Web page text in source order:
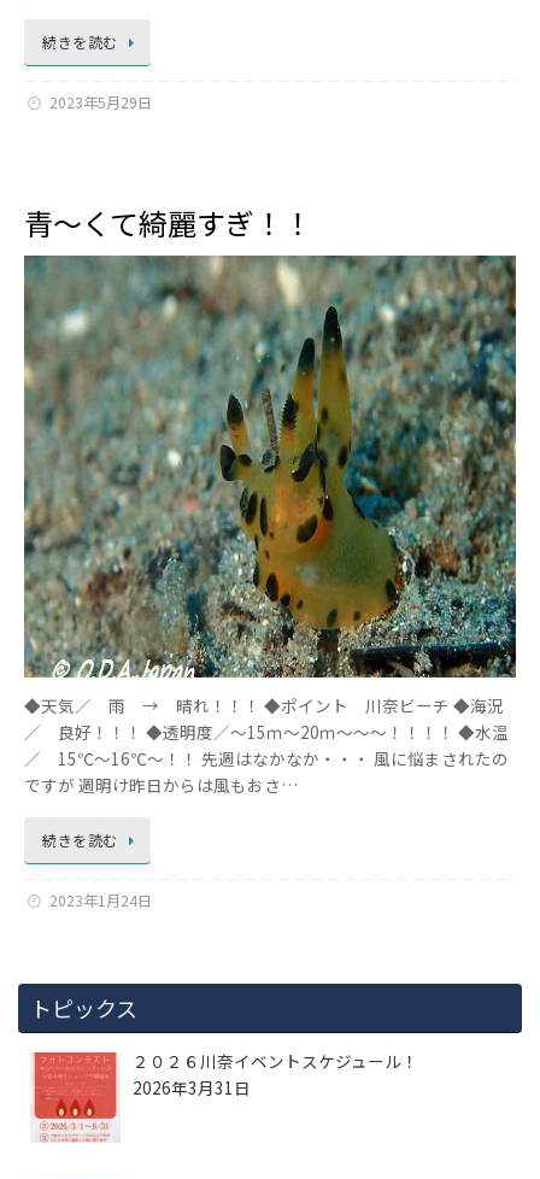
続きを読む
2023年5月29日
青～くて綺麗すぎ！！
◆天気／ 雨 → 晴れ！！！ ◆ポイント 川奈ビーチ ◆海況
／ 良好！！！ ◆透明度／～15ｍ～20ｍ～～～！！！！ ◆水温
／ 15℃～16℃～！！ 先週はなかなか・・・ 風に悩まされたの
ですが 週明け昨日からは風もおさ…
続きを読む
2023年1月24日
トピックス
２０２６川奈イベントスケジュール！
2026年3月31日